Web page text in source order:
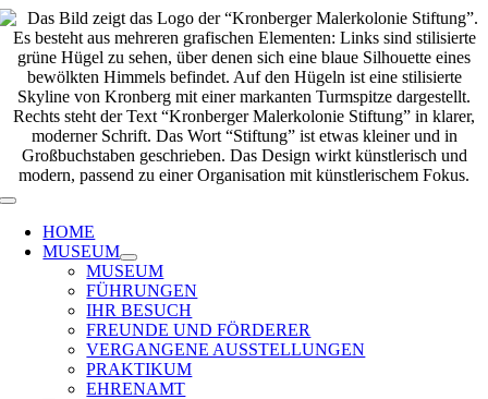
Zum
Inhalt
springen
Toggle
Navigation
HOME
MUSEUM
MUSEUM
FÜHRUNGEN
IHR BESUCH
FREUNDE UND FÖRDERER
VERGANGENE AUSSTELLUNGEN
PRAKTIKUM
EHRENAMT